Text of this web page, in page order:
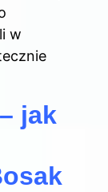
w
jak